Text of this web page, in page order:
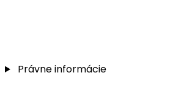
Právne informácie